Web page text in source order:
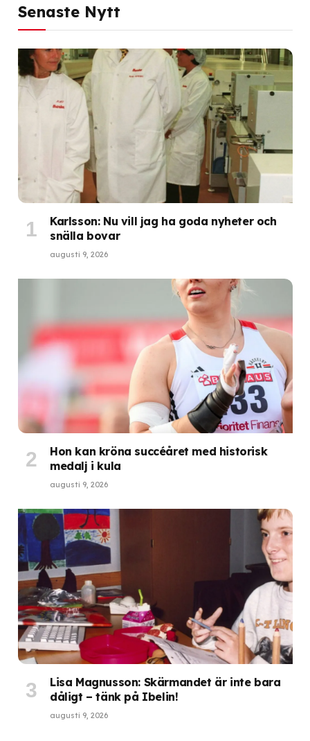
Senaste Nytt
Karlsson: Nu vill jag ha goda nyheter och
snälla bovar
augusti 9, 2026
Hon kan kröna succéåret med historisk
medalj i kula
augusti 9, 2026
Lisa Magnusson: Skärmandet är inte bara
dåligt – tänk på Ibelin!
augusti 9, 2026